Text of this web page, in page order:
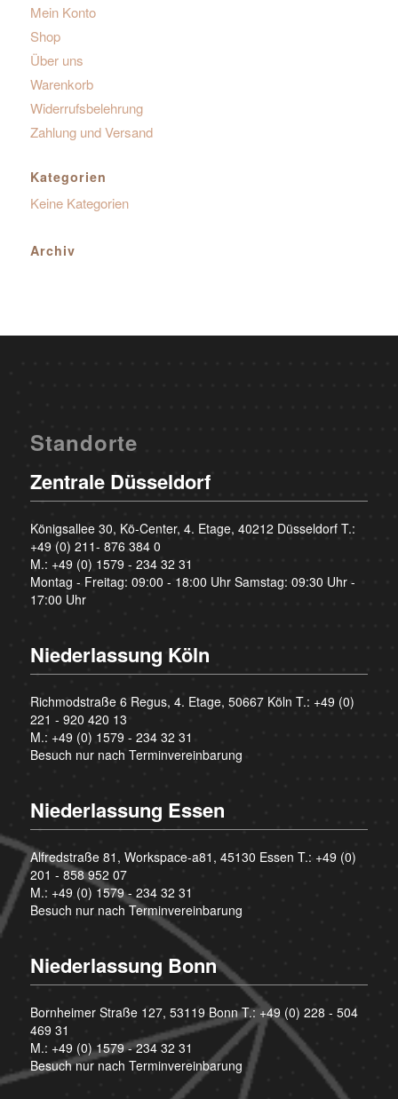
Mein Konto
Shop
Über uns
Warenkorb
Widerrufsbelehrung
Zahlung und Versand
Kategorien
Keine Kategorien
Archiv
Standorte
Zentrale Düsseldorf
Königsallee 30, Kö-Center, 4. Etage, 40212 Düsseldorf T.:
+49 (0) 211- 876 384 0
M.: +49 (0) 1579 - 234 32 31
Montag - Freitag: 09:00 - 18:00 Uhr Samstag: 09:30 Uhr -
17:00 Uhr
Niederlassung Köln
Richmodstraße 6 Regus, 4. Etage, 50667 Köln T.: +49 (0)
221 - 920 420 13
M.: +49 (0) 1579 - 234 32 31
Besuch nur nach Terminvereinbarung
Niederlassung Essen
Alfredstraße 81, Workspace-a81, 45130 Essen T.: +49 (0)
201 - 858 952 07
M.: +49 (0) 1579 - 234 32 31
Besuch nur nach Terminvereinbarung
Niederlassung Bonn
Bornheimer Straße 127, 53119 Bonn T.:+49 (0) 228 - 504
469 31
M.: +49 (0) 1579 - 234 32 31
Besuch nur nach Terminvereinbarung